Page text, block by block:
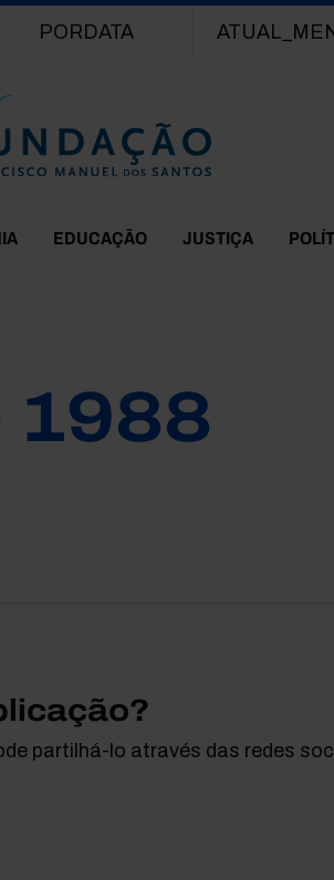
PORDATA
EDUCAÇÃO JUSTIÇA
1988
partilhá-lo através das redes